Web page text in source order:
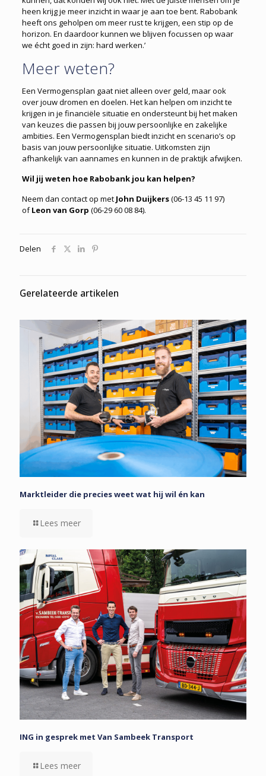
heen krijg je meer inzicht in waar je aan toe bent. Rabobank
heeft ons geholpen om meer rust te krijgen, een stip op de
horizon. En daardoor kunnen we blijven focussen op waar
we écht goed in zijn: hard werken.’
Meer weten?
Een Vermogensplan gaat niet alleen over geld, maar ook
over jouw dromen en doelen. Het kan helpen om inzicht te
krijgen in je financiële situatie en ondersteunt bij het maken
van keuzes die passen bij jouw persoonlijke en zakelijke
ambities. Een Vermogensplan biedt inzicht en scenario’s op
basis van jouw persoonlijke situatie. Uitkomsten zijn
afhankelijk van aannames en kunnen in de praktijk afwijken.
Wil jij weten hoe Rabobank jou kan helpen?
Neem dan contact op met John Duijkers(06-13 45 11 97)
ofLeon van Gorp (06-29 60 08 84).
Delen
Gerelateerde artikelen
Marktleider die precies weet wat hij wil én kan
Lees meer
ING in gesprek met Van Sambeek Transport
Lees meer